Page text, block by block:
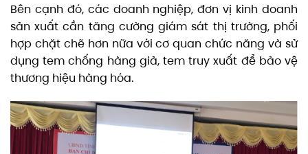
Bên cạnh đó, các doanh nghiệp, đơn vị kinh doanh
sản xuất cần tăng cường giám sát thị trường, phối
hợp chặt chẽ hơn nữa với cơ quan chức năng và sử
dụng tem chống hàng giả, tem truy xuất để bảo vệ
thương hiệu hàng hóa.